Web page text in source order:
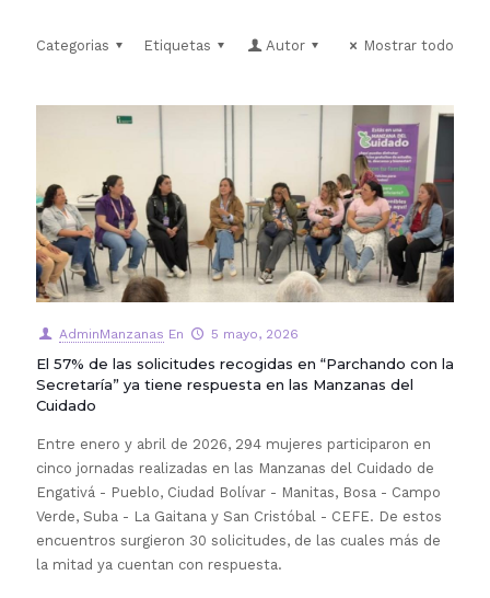
Categorias Etiquetas Autor Mostrar todo
AdminManzanas En 5 mayo, 2026
El 57% de las solicitudes recogidas en “Parchando con la
Secretaría” ya tiene respuesta en las Manzanas del
Cuidado
Entre enero y abril de 2026, 294 mujeres participaron en
cinco jornadas realizadas en las Manzanas del Cuidado de
Engativá - Pueblo, Ciudad Bolívar - Manitas, Bosa - Campo
Verde, Suba - La Gaitana y San Cristóbal - CEFE. De estos
encuentros surgieron 30 solicitudes, de las cuales más de
la mitad ya cuentan con respuesta.